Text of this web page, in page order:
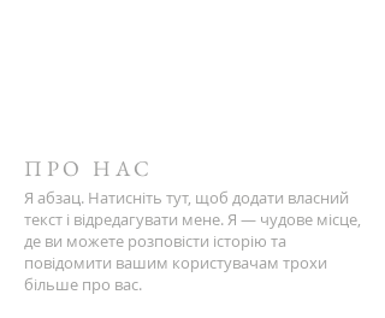
ПРО НАС
Я абзац. Натисніть тут, щоб додати власний
текст і відредагувати мене. Я — чудове місце,
де ви можете розповісти історію та
повідомити вашим користувачам трохи
більше про вас.